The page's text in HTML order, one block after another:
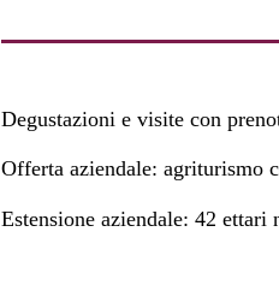
Degustazioni e visite con
Offerta aziendale: agriturismo
Estensione aziendale: 42